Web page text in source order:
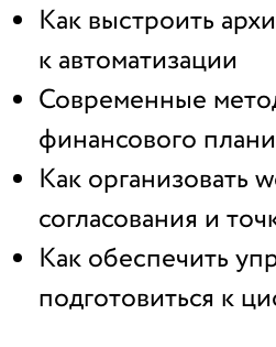
Как выстроить
к автоматизации
Современные
финансового
Как организовать
согласования и
Как обеспечить
подготовиться к